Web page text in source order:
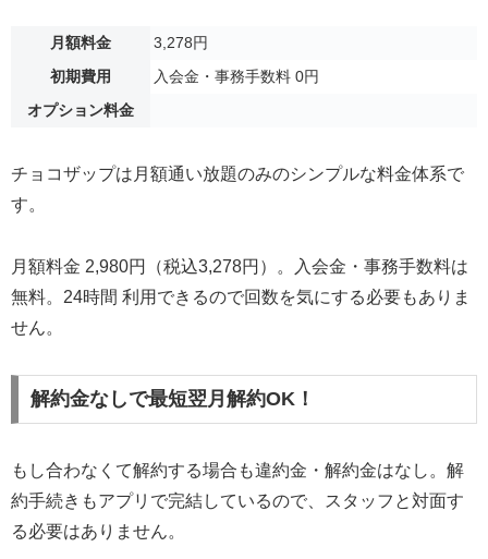
月額料金
3,278円
初期費用
入会金・事務手数料 0円
オプション料金
チョコザップは月額通い放題のみのシンプルな料金体系で
す。
月額料金 2,980円（税込3,278円）。入会金・事務手数料は
無料。24時間 利用できるので回数を気にする必要もありま
せん。
解約金なしで最短翌月解約OK！
もし合わなくて解約する場合も違約金・解約金はなし。解
約手続きもアプリで完結しているので、スタッフと対面す
る必要はありません。